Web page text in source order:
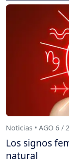
Noticias • AGO 6 /
Los signos
natural